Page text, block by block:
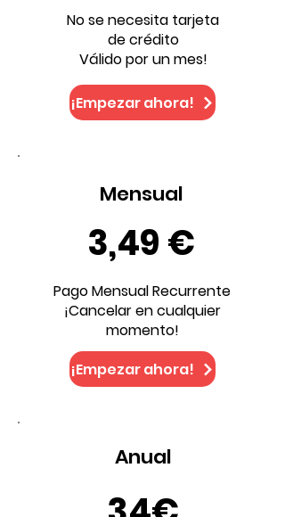
No se necesita tarjeta
de crédito
Válido por un mes!
¡Empezar ahora!
Mensual
3,49 €
Pago Mensual Recurrente
¡Cancelar en cualquier
momento!
¡Empezar ahora!
Anual